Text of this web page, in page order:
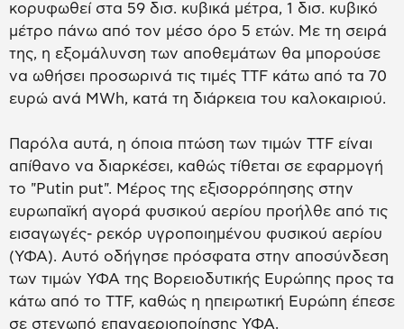
κορυφωθεί στα 59 δισ. κυβικά μέτρα, 1 δισ. κυβικό
μέτρο πάνω από τον μέσο όρο 5 ετών. Με τη σειρά
της, η εξομάλυνση των αποθεμάτων θα μπορούσε
να ωθήσει προσωρινά τις τιμές TTF κάτω από τα 70
ευρώ ανά MWh, κατά τη διάρκεια του καλοκαιριού.
Παρόλα αυτά, η όποια πτώση των τιμών TTF είναι
απίθανο να διαρκέσει, καθώς τίθεται σε εφαρμογή
το "Putin put". Μέρος της εξισορρόπησης στην
ευρωπαϊκή αγορά φυσικού αερίου προήλθε από τις
εισαγωγές- ρεκόρ υγροποιημένου φυσικού αερίου
(ΥΦΑ). Αυτό οδήγησε πρόσφατα στην αποσύνδεση
των τιμών ΥΦΑ της Βορειοδυτικής Ευρώπης προς τα
κάτω από το TTF, καθώς η ηπειρωτική Ευρώπη έπεσε
σε στενωπό επαναεριοποίησης ΥΦΑ.